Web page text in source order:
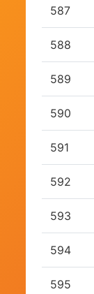
587
588
589
590
591
592
593
594
595